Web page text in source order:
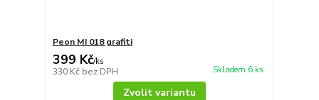
Peon MI 018 grafiti
399 Kč/ks
330 Kč bez DPH Skladem 6 ks
Zvolit variantu